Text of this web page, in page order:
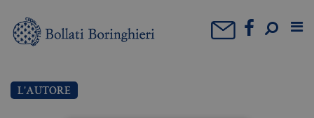
L'AUTORE